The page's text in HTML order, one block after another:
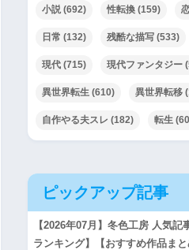
小説(692) 性転換 (159)
日常 (132) 残酷な描写 (533)
現代 (715) 現代ファンタジー
異世界転生 (610) 異世界転移
自作やる夫スレ (182) 転生
ピックアップ記事
【2026年07月】冬色工房 人気
ランキング】【おすすめ作品まと